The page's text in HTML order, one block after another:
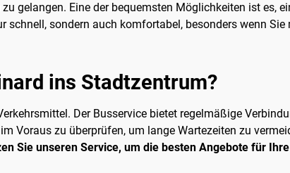
gelangen. Eine der bequemsten Möglichkeiten ist es,
schnell, sondern auch komfortabel, besonders wenn Sie
ins Stadtzentrum?
Der Busservice bietet regelmäßige
Voraus zu überprüfen, um lange Wartezeiten zu
Sie unseren Service, um die besten Angebote für